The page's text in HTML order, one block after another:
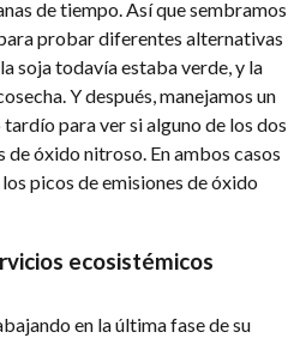
de tiempo. Así que sembramos
probar diferentes alternativas
soja todavía estaba verde, y la
Y después, manejamos un
para ver si alguno de los dos
óxido nitroso. En ambos casos
picos de emisiones de óxido
ecosistémicos
en la última fase de su